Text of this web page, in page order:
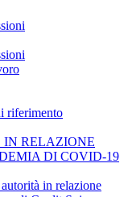
riferimento
IN RELAZIONE
DI COVID-19
in relazione